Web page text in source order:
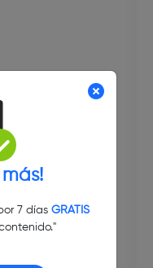
más!
7 días GRATIS